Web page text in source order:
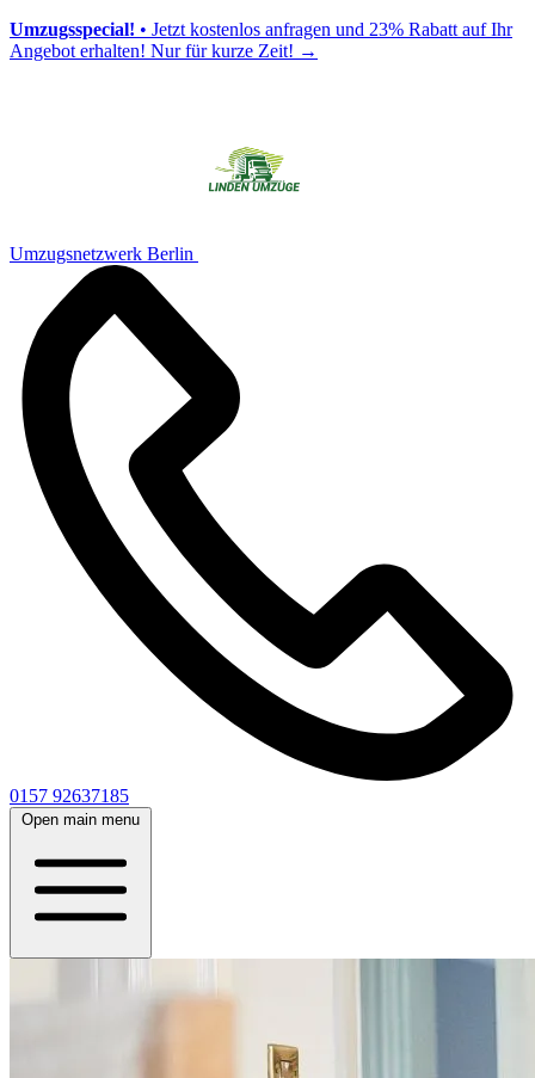
Umzugsspecial! • Jetzt kostenlos anfragen und 23% Rabatt auf Ihr
Angebot erhalten! Nur für kurze Zeit! →
Umzugsnetzwerk Berlin
0157 92637185
Open main menu